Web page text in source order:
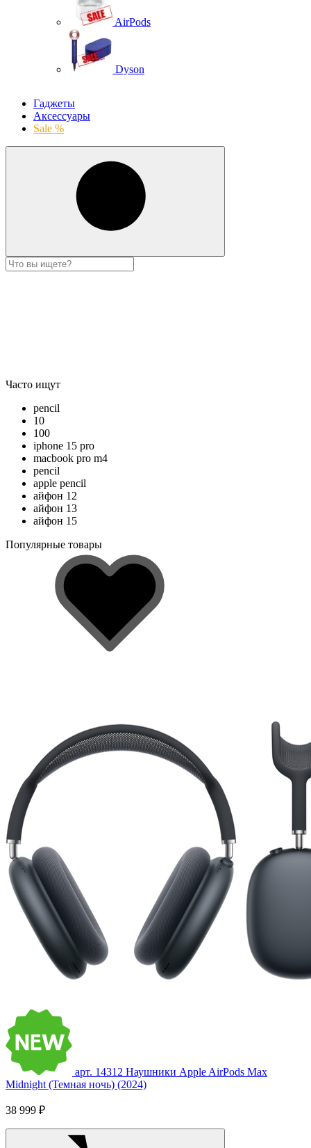
AirPods
Dyson
Гаджеты
Аксессуары
Sale %
Часто ищут
pencil
10
100
iphone 15 pro
macbook pro m4
pencil
apple pencil
айфон 12
айфон 13
айфон 15
Популярные товары
арт. 14312 Наушники Apple AirPods Max
Midnight (Темная ночь) (2024)
38 999 ₽